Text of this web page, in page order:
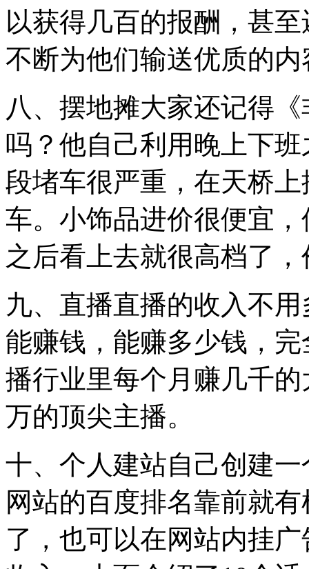
以获得几百的报酬，甚
不断为他们输送优质的内
八、摆地摊大家还记得
吗？他自己利用晚上下
段堵车很严重，在天桥
车。小饰品进价很便宜
之后看上去就很高档了
九、直播直播的收入不
能赚钱，能赚多少钱，
播行业里每个月赚几千
万的顶尖主播。
十、个人建站自己创建
网站的百度排名靠前就
了，也可以在网站内挂